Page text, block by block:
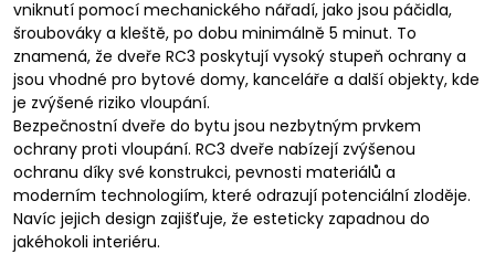
vniknutí pomocí mechanického nářadí, jako jsou páčidla,
šroubováky a kleště, po dobu minimálně 5 minut. To
znamená, že dveře RC3 poskytují vysoký stupeň ochrany a
jsou vhodné pro bytové domy, kanceláře a další objekty, kde
je zvýšené riziko vloupání.
Bezpečnostní dveře do bytu jsou nezbytným prvkem
ochrany proti vloupání. RC3 dveře nabízejí zvýšenou
ochranu díky své konstrukci, pevnosti materiálů a
moderním technologiím, které odrazují potenciální zloděje.
Navíc jejich design zajišťuje, že esteticky zapadnou do
jakéhokoli interiéru.